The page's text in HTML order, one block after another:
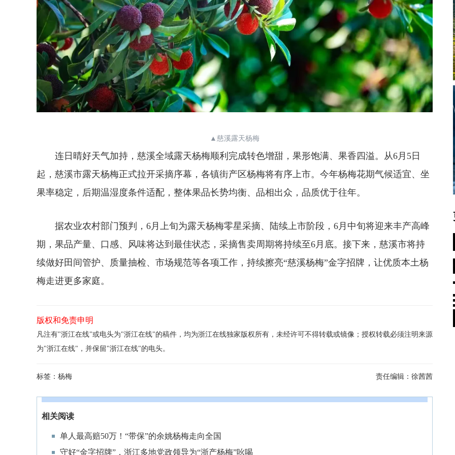
▲慈溪露天杨梅
连日晴好天气加持，慈溪全域露天杨梅顺利完成转色增甜，果形饱满、果香四溢。从6月5日
起，慈溪市露天杨梅正式拉开采摘序幕，各镇街产区杨梅将有序上市。今年杨梅花期气候适宜、坐
果率稳定，后期温湿度条件适配，整体果品长势均衡、品相出众，品质优于往年。
据农业农村部门预判，6月上旬为露天杨梅零星采摘、陆续上市阶段，6月中旬将迎来丰产高峰
期，果品产量、口感、风味将达到最佳状态，采摘售卖周期将持续至6月底。接下来，慈溪市将持
续做好田间管护、质量抽检、市场规范等各项工作，持续擦亮“慈溪杨梅”金字招牌，让优质本土杨
梅走进更多家庭。
版权和免责申明
凡注有"浙江在线"或电头为"浙江在线"的稿件，均为浙江在线独家版权所有，未经许可不得转载或镜像；授权转载必须注明来源
为"浙江在线"，并保留"浙江在线"的电头。
标签： 杨梅 责任编辑： 徐茜茜
相关阅读
单人最高赔50万！“带保”的余姚杨梅走向全国
守好“金字招牌”，浙江多地党政领导为“浙产杨梅”吆喝